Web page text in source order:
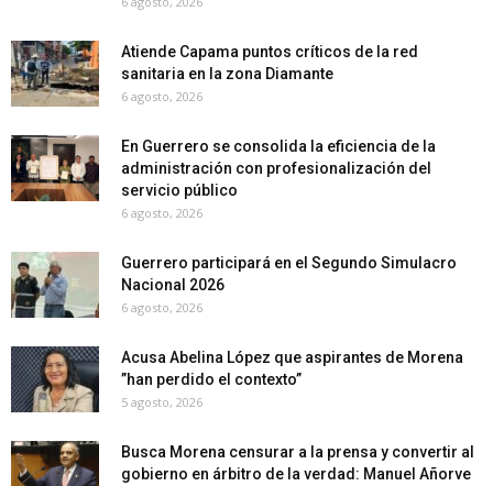
Atiende Capama puntos críticos de la red
sanitaria en la zona Diamante
6 agosto, 2026
En Guerrero se consolida la eficiencia de la
administración con profesionalización del
servicio público
6 agosto, 2026
Guerrero participará en el Segundo Simulacro
Nacional 2026
6 agosto, 2026
Acusa Abelina López que aspirantes de Morena
”han perdido el contexto”
5 agosto, 2026
Busca Morena censurar a la prensa y convertir al
gobierno en árbitro de la verdad: Manuel Añorve